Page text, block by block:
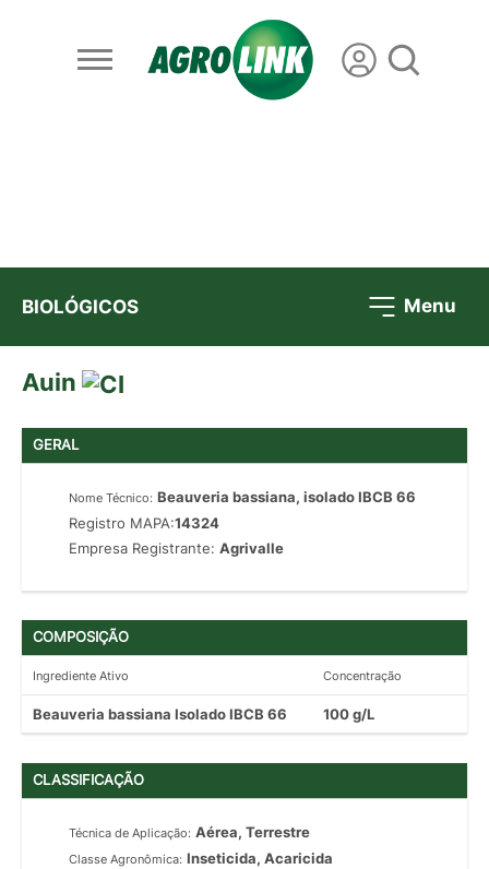
BIOLÓGICOS Menu
Auin
GERAL
Nome Técnico: Beauveria bassiana, isolado IBCB 66
Registro MAPA:14324
Empresa Registrante:Agrivalle
COMPOSIÇÃO
Ingrediente Ativo Concentração
Beauveria bassiana Isolado IBCB 66 100 g/L
CLASSIFICAÇÃO
Técnica de Aplicação: Aérea, Terrestre
Classe Agronômica: Inseticida, Acaricida